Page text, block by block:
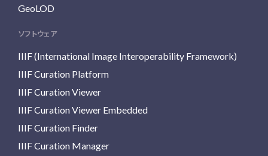
GeoLOD
ソフトウェア
IIIF (International Image Interoperability Framework)
IIIF Curation Platform
IIIF Curation Viewer
IIIF Curation Viewer Embedded
IIIF Curation Finder
IIIF Curation Manager